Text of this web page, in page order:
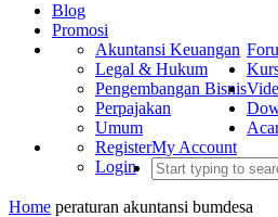
Blog
Promosi
Akuntansi Keuangan
Legal & Hukum
Pengembangan Bisnis
Perpajakan
Umum
My Account
Register
Login
Home peraturan akuntansi bumdesa